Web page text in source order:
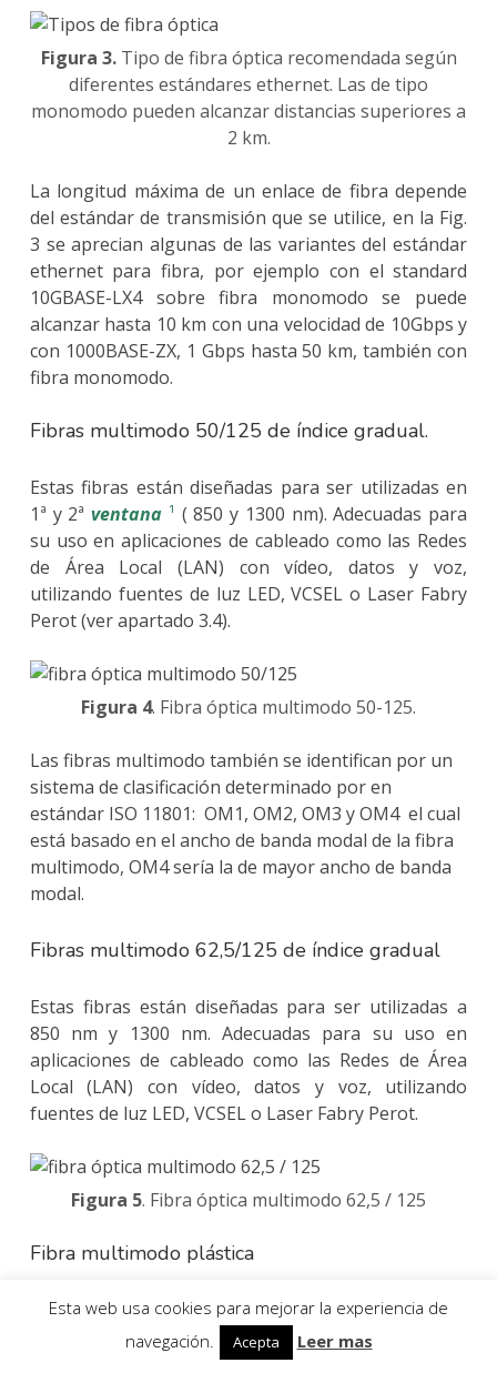
Figura 3.Tipo de fibra óptica recomendada según
diferentes estándares ethernet. Las de tipo
monomodo pueden alcanzar distancias superiores a
2 km.
La longitud máxima de un enlace de fibra depende
del estándar de transmisión que se utilice, en la Fig.
3 se aprecian algunas de las variantes del estándar
ethernet para fibra, por ejemplo con el standard
10GBASE-LX4 sobre fibra monomodo se puede
alcanzar hasta 10 km con una velocidad de 10Gbps y
con 1000BASE-ZX, 1 Gbps hasta 50 km, también con
fibra monomodo.
Fibras multimodo 50/125 de índice gradual.
Estas fibras están diseñadas para ser utilizadas en
1ª y 2ªventana ¹ ( 850 y 1300 nm). Adecuadas para
su uso en aplicaciones de cableado como las Redes
de Área Local (LAN) con vídeo, datos y voz,
utilizando fuentes de luz LED, VCSEL o Laser Fabry
Perot (ver apartado 3.4).
Figura 4. Fibra óptica multimodo 50-125.
Las fibras multimodo también se identifican por un
sistema de clasificación determinado por en
estándar ISO 11801: OM1, OM2, OM3 y OM4 el cual
está basado en el ancho de banda modal de la fibra
multimodo, OM4 sería la de mayor ancho de banda
modal.
Fibras multimodo 62,5/125 de índice gradual
Estas fibras están diseñadas para ser utilizadas a
850 nm y 1300 nm. Adecuadas para su uso en
aplicaciones de cableado como las Redes de Área
Local (LAN) con vídeo, datos y voz, utilizando
fuentes de luz LED, VCSEL o Laser Fabry Perot.
Figura 5. Fibra óptica multimodo 62,5 / 125
Fibra multimodo plástica
Fibra óptica plástica de salto de índice, diseñada
para ser utilizada en 650 nm. Adecuada para
distancias cortas, entornos industriales y
Esta web usa cookies para mejorar la experiencia de
navegación.
Acepta Leer mas